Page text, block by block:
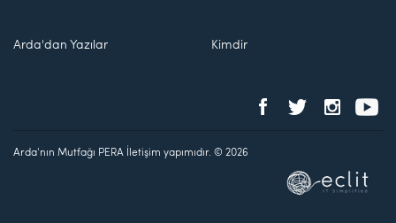
Arda'dan Yazılar Kimdir
Arda'nın Mutfağı PERA İletişim yapımıdır. © 2026